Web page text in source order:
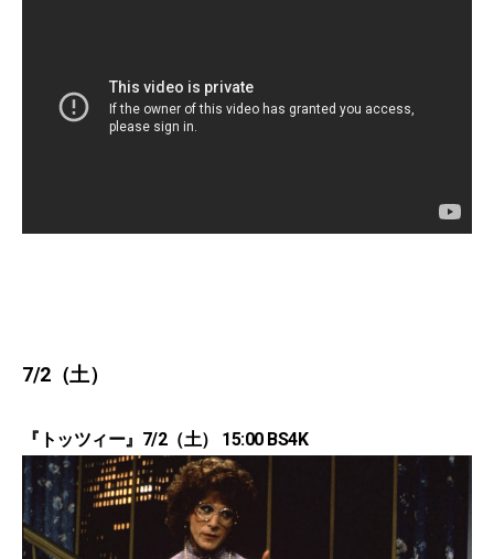
7/2（土）
『トッツィー』7/2（土） 15:00 BS4K